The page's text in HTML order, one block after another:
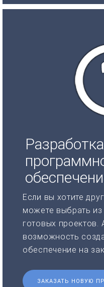
Разработка
Если вы хотите
можете выбрать
готовых проектов.
возможность
обеспечение на
ЗАКАЗАТЬ НОВУЮ